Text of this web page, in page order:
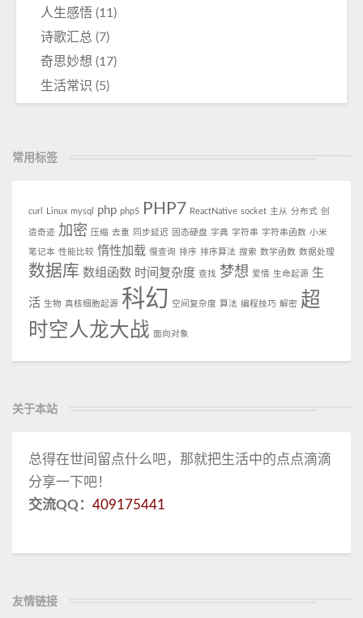
人生感悟 (11)
诗歌汇总 (7)
奇思妙想 (17)
生活常识 (5)
常用标签
curl Linux mysql php php5 PHP7 ReactNative socket 主从 分布式 创
造奇迹 加密 压缩 去重 同步延迟 固态硬盘 字典 字符串 字符串函数 小米
笔记本 性能比较 惰性加载 慢查询 排序 排序算法 搜索 数学函数 数据处理
数据库 数组函数 时间复杂度 查找 梦想 爱情 生命起源 生
活 生物 真核细胞起源 科幻 空间复杂度 算法 编程技巧 解密 超
时空人龙大战 面向对象
关于本站
总得在世间留点什么吧，那就把生活中的点点滴滴
分享一下吧！
交流QQ： 409175441
友情链接